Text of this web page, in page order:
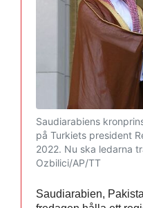
Saudiarabiens
på Turkiets president
2022. Nu ska ledarna
Ozbilici/AP/TT
Saudiarabien,